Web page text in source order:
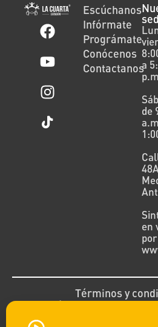
Escúchanos
Infórmate
Prográmate
Conócenos
Contactanosa
de
en
por
Términos y
Política de